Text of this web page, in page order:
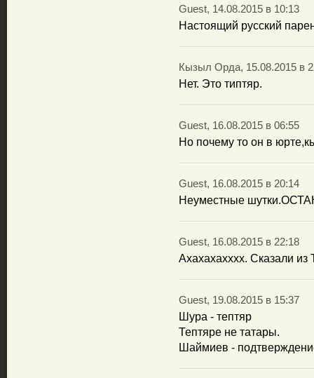
Guest, 14.08.2015 в 10:13
Настоящий русский
Кызыл Орда, 15.08.2015 в
Нет. Это типтяр.
Guest, 16.08.2015 в 06:55
Но почему то он в
Guest, 16.08.2015 в 20:14
Неуместные
Guest, 16.08.2015 в 22:18
Ахахахахххх. Сказали из
Guest, 19.08.2015 в 15:37
Шура - тептяр
Тептяре не татары.
Шаймиев -